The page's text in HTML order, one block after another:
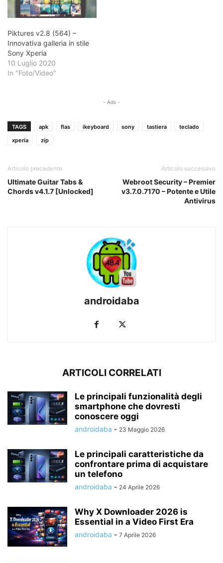
Piktures v2.8 (564) –
Innovativa galleria in stile
Sony Xperia
10 Luglio 2020
In "Foto/Video"
- Ads -
TAGS apk flas ikeyboard sony tastiera
teclado
xperia
zip
Articolo precedente
Ultimate Guitar Tabs &
Chords v4.1.7 [Unlocked]
Articolo successivo
Webroot Security – Premier
v3.7.0.7170 – Potente e Utile
Antivirus
androidaba
ARTICOLI CORRELATI
Le principali funzionalità degli
smartphone che dovresti
conoscere oggi
androidaba - 23 Maggio 2026
Le principali caratteristiche da
confrontare prima di acquistare
un telefono
androidaba - 24 Aprile 2026
Why X Downloader 2026 is
Essential in a Video First Era
androidaba - 7 Aprile 2026